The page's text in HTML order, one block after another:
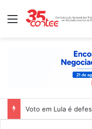
Menu
Voto em Lula é